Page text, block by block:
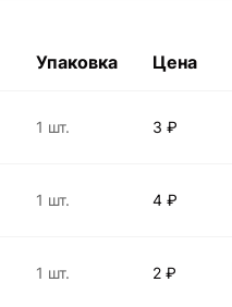
Упаковка Цена
1 шт. 3 ₽
1 шт. 4 ₽
1 шт. 2 ₽